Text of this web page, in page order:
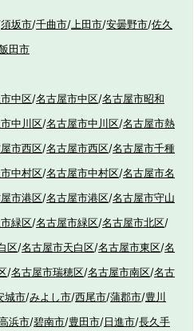
須坂市/千曲市/上田市/安曇野市/佐久
田市
中区/名古屋市中区/名古屋市昭和
中川区/名古屋市中川区/名古屋市熱
市西区/名古屋市西区/名古屋市千種
中村区/名古屋市中村区/名古屋市名
市港区/名古屋市港区/名古屋市守山
緑区/名古屋市緑区/名古屋市北区/
区/名古屋市天白区/名古屋市東区/名
/名古屋市瑞穂区/名古屋市南区/名古
城市/みよし市/西尾市/蒲郡市/豊川
浜市/碧南市/豊田市/日進市/長久手